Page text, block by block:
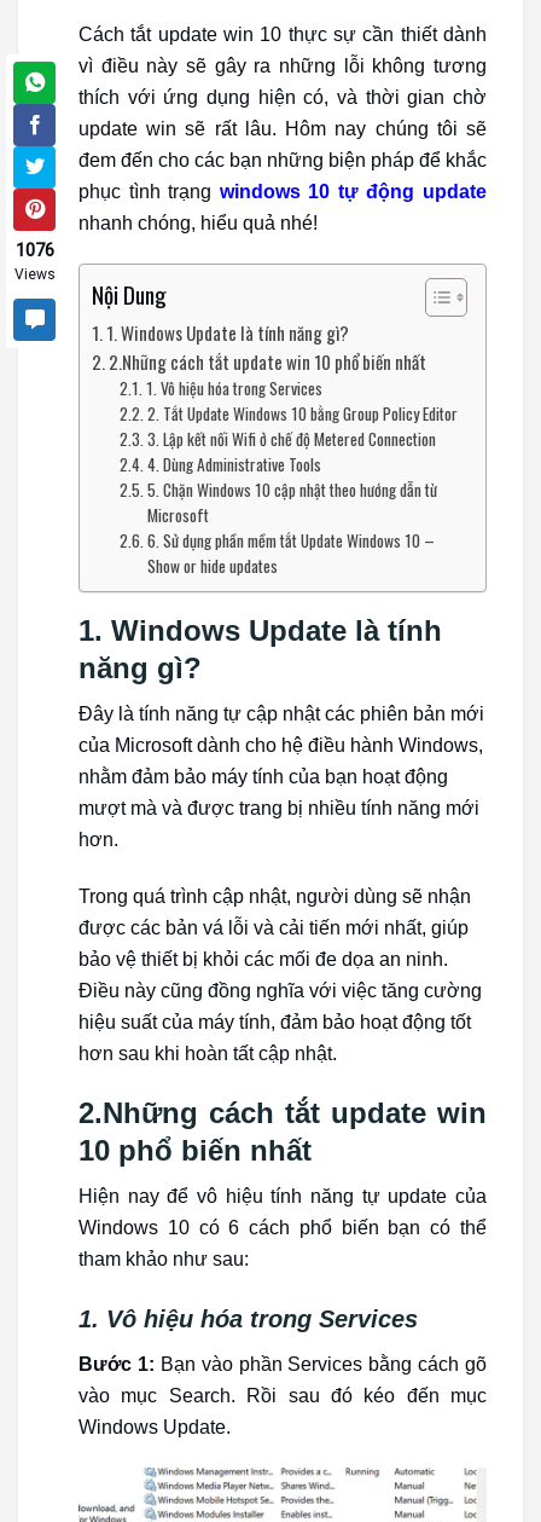
1076
Views
Cách tắt update win 10 thực sự cần thiết dành
vì điều này sẽ gây ra những lỗi không tương
thích với ứng dụng hiện có, và thời gian chờ
update win sẽ rất lâu. Hôm nay chúng tôi sẽ
đem đến cho các bạn những biện pháp để khắc
phục tình trạng windows 10 tự động update
nhanh chóng, hiểu quả nhé!
Nội Dung
1. Windows Update là tính năng gì?
2.Những cách tắt update win 10 phổ biến nhất
1. Vô hiệu hóa trong Services
2. Tắt Update Windows 10 bằng Group Policy Editor
3. Lập kết nối Wifi ở chế độ Metered Connection
4. Dùng Administrative Tools
5. Chặn Windows 10 cập nhật theo hướng dẫn từ
Microsoft
6. Sử dụng phần mềm tắt Update Windows 10 –
Show or hide updates
1. Windows Update là tính
năng gì?
Đây là tính năng tự cập nhật các phiên bản mới
của Microsoft dành cho hệ điều hành Windows,
nhằm đảm bảo máy tính của bạn hoạt động
mượt mà và được trang bị nhiều tính năng mới
hơn.
Trong quá trình cập nhật, người dùng sẽ nhận
được các bản vá lỗi và cải tiến mới nhất, giúp
bảo vệ thiết bị khỏi các mối đe dọa an ninh.
Điều này cũng đồng nghĩa với việc tăng cường
hiệu suất của máy tính, đảm bảo hoạt động tốt
hơn sau khi hoàn tất cập nhật.
2.Những cách tắt update win
10 phổ biến nhất
Hiện nay để vô hiệu tính năng tự update của
Windows 10 có 6 cách phổ biến bạn có thể
tham khảo như sau:
1. Vô hiệu hóa trong Services
Bước 1: Bạn vào phần Services bằng cách gõ
vào mục Search. Rồi sau đó kéo đến mục
Windows Update.